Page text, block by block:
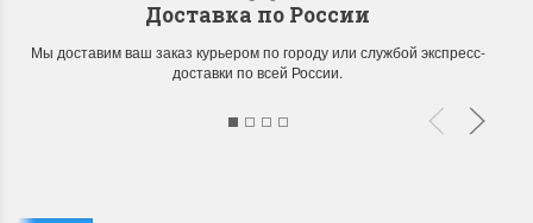
Доставка по России
Мы доставим ваш заказ курьером по городу или службой экспресс-
доставки по всей России.